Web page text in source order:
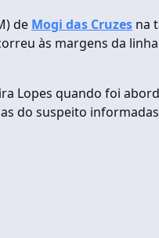
de Mogi das Cruzes na
às margens da
Lopes quando foi
do suspeito